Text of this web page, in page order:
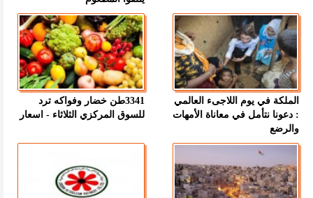
الملكة في يوم اللاجىء العالمي
: دعونا نتأمل في معاناة الأمهات
والرضع
3341طن خضار وفواكه ترد
للسوق المركزي الثلاثاء - اسعار